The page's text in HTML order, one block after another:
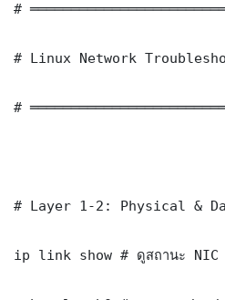
#
# Linux Network
#
# Layer 1-2: Physical &
ip link show # ดูสถานะ NIC